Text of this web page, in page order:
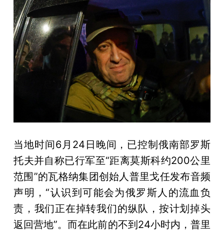
当地时间6月24日晚间，已控制俄南部罗斯
托夫并自称已行军至“距离莫斯科约200公里
范围”的瓦格纳集团创始人普里戈任发布音频
声明，“认识到可能会为俄罗斯人的流血负
责，我们正在掉转我们的纵队，按计划掉头
返回营地”。而在此前的不到24小时内，普里